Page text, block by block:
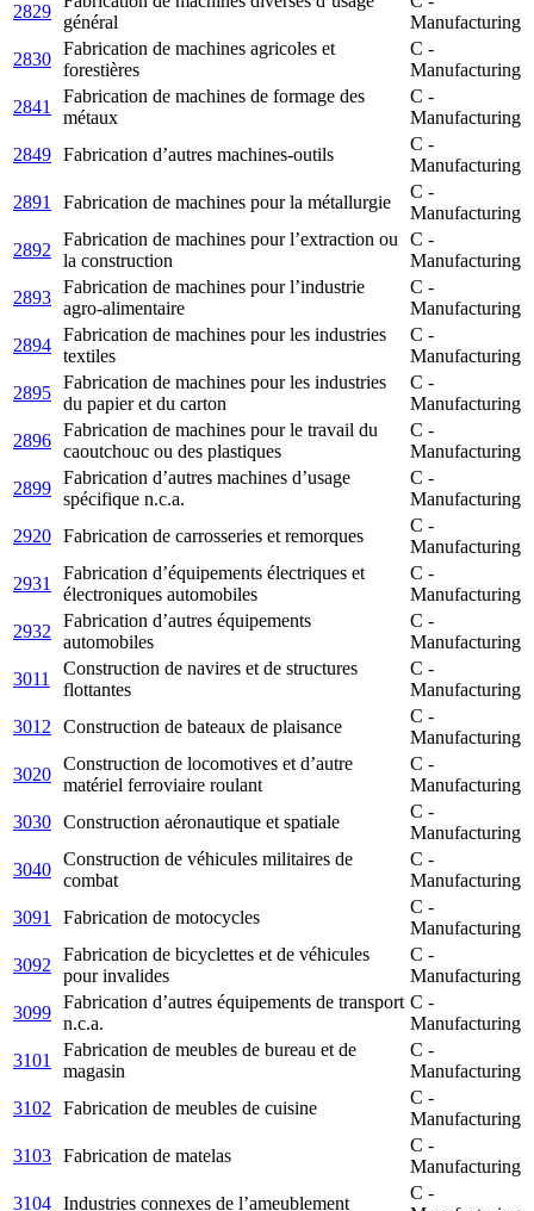
2829
général
Manufacturing
2830
Fabrication de machines agricoles et
forestières
C -
Manufacturing
2841
Fabrication de machines de formage des
métaux
C -
Manufacturing
2849 Fabrication d’autres machines-outils
C -
Manufacturing
2891
Fabrication de machines pour la métallurgie
C -
Manufacturing
2892
Fabrication de machines pour l’extraction ou
la construction
C -
Manufacturing
2893
Fabrication de machines pour l’industrie
agro-alimentaire
C -
Manufacturing
2894
Fabrication de machines pour les industries
textiles
C -
Manufacturing
2895
Fabrication de machines pour les industries
du papier et du carton
C -
Manufacturing
2896
Fabrication de machines pour le travail du
caoutchouc ou des plastiques
C -
Manufacturing
2899
Fabrication d’autres machines d’usage
spécifique n.c.a.
C -
Manufacturing
2920 Fabrication de carrosseries et remorques
C -
Manufacturing
2931
Fabrication d’équipements électriques et
électroniques automobiles
C -
Manufacturing
2932
Fabrication d’autres équipements
automobiles
C -
Manufacturing
3011
Construction de navires et de structures
flottantes
C -
Manufacturing
3012
Construction de bateaux de plaisance
C -
Manufacturing
3020
Construction de locomotives et d’autre
matériel ferroviaire roulant
C -
Manufacturing
3030 Construction aéronautique et spatiale
C -
Manufacturing
3040
Construction de véhicules militaires de
combat
C -
Manufacturing
3091
Fabrication de motocycles
C -
Manufacturing
3092
Fabrication de bicyclettes et de véhicules
pour invalides
C -
Manufacturing
3099
Fabrication d’autres équipements de transport
n.c.a.
C -
Manufacturing
3101
Fabrication de meubles de bureau et de
magasin
C -
Manufacturing
3102
Fabrication de meubles de cuisine
C -
Manufacturing
3103 Fabrication de matelas
C -
Manufacturing
3104 Industries connexes de l’ameublement
C -